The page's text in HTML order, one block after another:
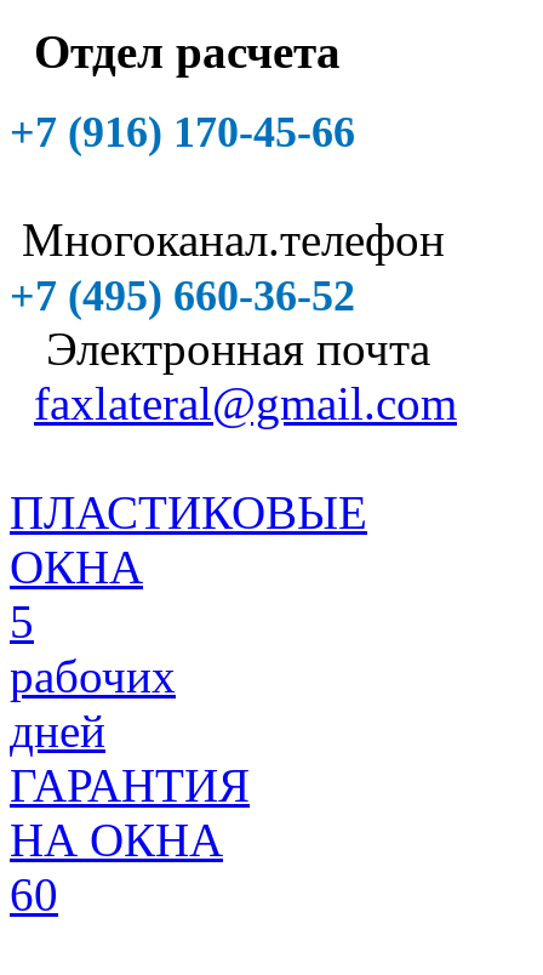
Отдел расчета
+7 (916) 170-45-66
Многоканал.телефон
+7 (495) 660-36-52
Электронная почта
faxlateral@gmail.com
ПЛАСТИКОВЫЕ
ОКНА
5
рабочих
дней
ГАРАНТИЯ
НА ОКНА
60